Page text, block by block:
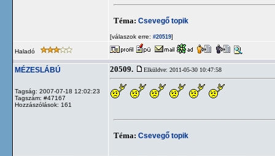
Téma: Csevegő topik
[válaszok erre: #20519]
Haladó
MÉZESLÁBÚ
Tagság: 2007-07-18 12:02:23
Tagszám: #47167
Hozzászólások: 161
20509. Elküldve: 2011-05-30 10:47:58
Téma: Csevegő topik